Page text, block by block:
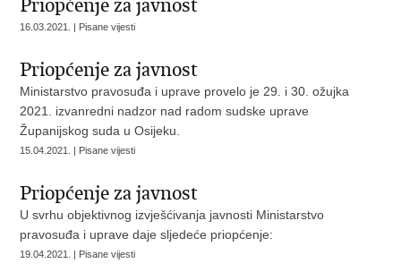
Priopćenje za javnost
16.03.2021. | Pisane vijesti
Priopćenje za javnost
Ministarstvo pravosuđa i uprave provelo je 29. i 30. ožujka
2021. izvanredni nadzor nad radom sudske uprave
Županijskog suda u Osijeku.
15.04.2021. | Pisane vijesti
Priopćenje za javnost
U svrhu objektivnog izvješćivanja javnosti Ministarstvo
pravosuđa i uprave daje sljedeće priopćenje:
19.04.2021. | Pisane vijesti